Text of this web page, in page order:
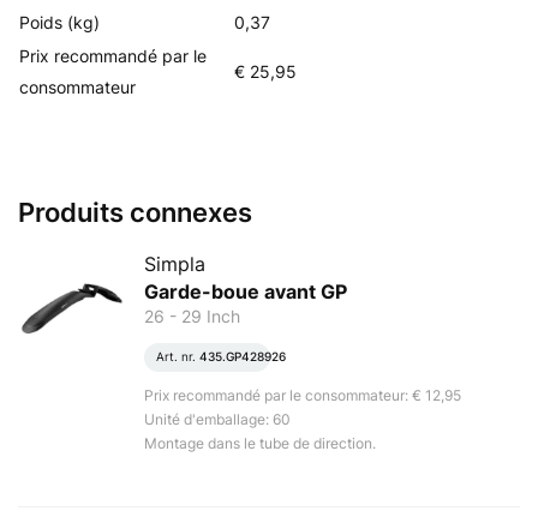
Poids (kg)
0,37
Prix recommandé par le
consommateur
€ 25,95
Produits connexes
Simpla
Garde-boue avant GP
26 - 29 Inch
Art. nr. 435.GP428926
Prix recommandé par le consommateur: € 12,95
Unité d'emballage: 60
Montage dans le tube de direction.